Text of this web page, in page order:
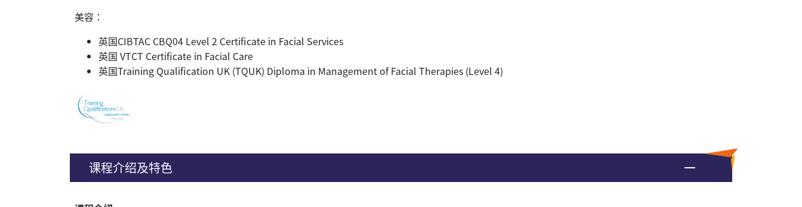
美容：
英国CIBTAC CBQ04 Level 2 Certificate in Facial Services
英国 VTCT Certificate in Facial Care
英国Training Qualification UK (TQUK) Diploma in Management of Facial Therapies (Level 4)
课程介绍及特色